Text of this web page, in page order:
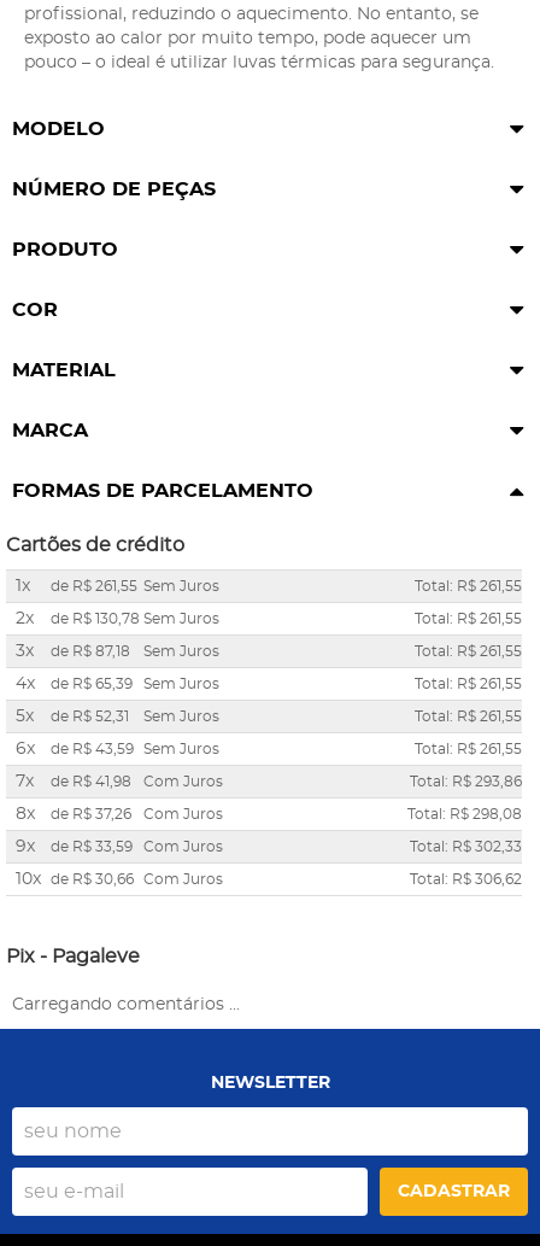
profissional, reduzindo o aquecimento. No entanto, se
exposto ao calor por muito tempo, pode aquecer um
pouco – o ideal é utilizar luvas térmicas para segurança.
MODELO
NÚMERO DE PEÇAS
PRODUTO
COR
MATERIAL
MARCA
FORMAS DE PARCELAMENTO
Cartões de crédito
1x de R$ 261,55 Sem Juros Total: R$ 261,55
2x de R$ 130,78 Sem Juros Total: R$ 261,55
3x de R$ 87,18 Sem Juros Total: R$ 261,55
4x de R$ 65,39 Sem Juros Total: R$ 261,55
5x de R$ 52,31 Sem Juros Total: R$ 261,55
6x de R$ 43,59 Sem Juros Total: R$ 261,55
7x de R$ 41,98 Com Juros Total: R$ 293,86
8x de R$ 37,26 Com Juros Total: R$ 298,08
9x de R$ 33,59 Com Juros Total: R$ 302,33
10x de R$ 30,66 Com Juros Total: R$ 306,62
Pix - Pagaleve
Carregando comentários ...
NEWSLETTER
CADASTRAR